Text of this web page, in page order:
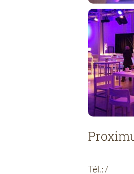
Tél.: /